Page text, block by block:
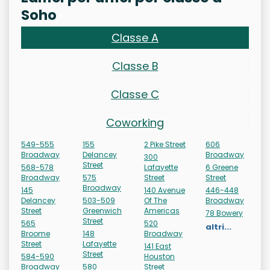
Soho
Classe A
Classe B
Classe C
Coworking
549-555
Broadway
568-578
Broadway
145
Delancey
Street
565
Broome
Street
584-590
Broadway
155
Delancey
Street
575
Broadway
503-509
Greenwich
Street
148
Lafayette
Street
580
2 Pike Street
300
Lafayette
Street
140 Avenue
Of The
Americas
520
Broadway
141 East
Houston
Street
606
Broadway
6 Greene
Street
446-448
Broadway
78 Bowery
altri...